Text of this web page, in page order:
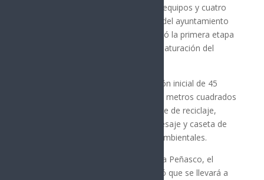
públicos, el gobernador entregó 13 equipos y cuatro
camiones para eficientar el trabajo del ayuntamiento
de Puerto Peñasco; además, anunció la primera etapa
del nuevo relleno sanitario, ante la saturación del
El proyecto contará con una inversión inicial de 45
millones de pesos, abarcará 199 mil metros cuadrados
e incluirá celdas de emergencia, nave de reciclaje,
áreas de compostaje, báscula de pesaje y caseta de
vigilancia, bajo criterios técnicos y ambientales.
Como parte de las obras claves para Peñasco, el
gobernador Alfonso Durazo anunció que se llevará a